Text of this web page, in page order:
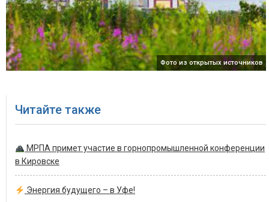
Фото из открытых источников
Читайте также
МРПА примет участие в горнопромышленной конференции
в Кировске
Энергия будущего – в Уфе!